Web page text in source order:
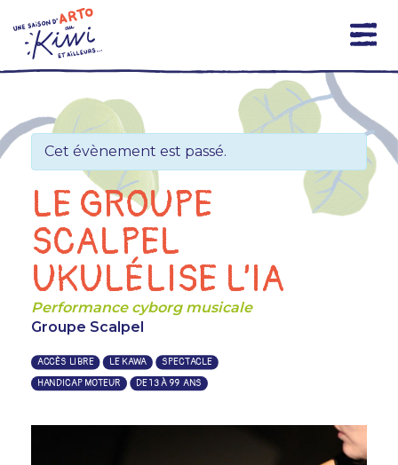
to
content
Cet évènement est passé.
LE GROUPE
SCALPEL
UKULÉLISE L’IA
Performance cyborg musicale
Groupe Scalpel
ACCÈS LIBRE LE KAWA
SPECTACLE
HANDICAP MOTEUR
DE 13 À 99 ANS